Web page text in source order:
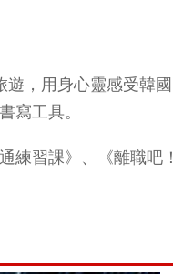
，用身心靈感受韓
寫工具。
習課》、《離職吧